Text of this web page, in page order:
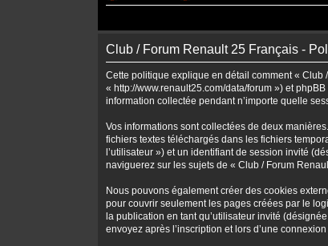
Club / Forum Renault 25 Français -
Cette politique explique en détail comment « Club
« http://www.renault25.com/data/forum ») et
information collectée pendant n’importe quelle
Vos informations sont collectées de deux
fichiers textes téléchargés dans les fichiers
l’utilisateur ») et un identifiant de session invité
naviguerez sur les sujets de « Club / Forum
Nous pouvons également créer des cookies
pour couvrir seulement les pages créées par le
la publication en tant qu’utilisateur invité
envoyez après l’inscription et lors d’une